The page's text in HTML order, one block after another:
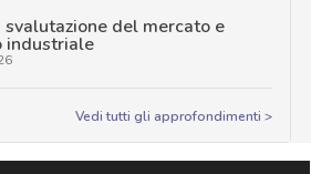
svalutazione del mercato e
industriale
Vedi tutti gli approfondimenti >